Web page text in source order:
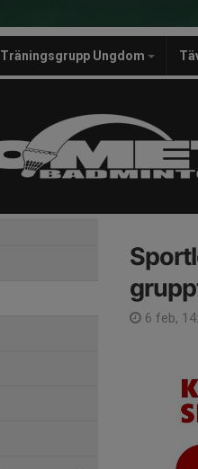
Träningsgrupp Ungdom
6 feb,